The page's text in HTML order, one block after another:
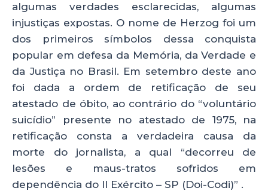
algumas verdades esclarecidas, algumas
injustiças expostas. O nome de Herzog foi um
dos primeiros símbolos dessa conquista
popular em defesa da Memória, da Verdade e
da Justiça no Brasil. Em setembro deste ano
foi dada a ordem de retificação de seu
atestado de óbito, ao contrário do “voluntário
suicídio” presente no atestado de 1975, na
retificação consta a verdadeira causa da
morte do jornalista, a qual “decorreu de
lesões e maus-tratos sofridos em
dependência do II Exército – SP (Doi-Codi)” .